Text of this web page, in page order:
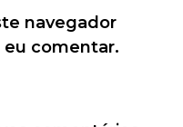
navegador
eu comentar.